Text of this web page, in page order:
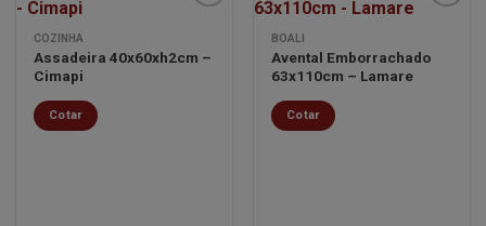
Minha
COZINHA
Assadeira 40x60xh2cm –
Cimapi
Cotar
Minha
lista de
BOALI
Avental Emborrachado
63x110cm – Lamare
Cotar